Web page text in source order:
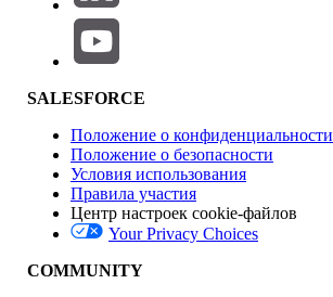
Влияние на функции
Версия
SALESFORCE
Положение о конфиденциальности
Положение о безопасности
Условия использования
Правила участия
Центр настроек cookie-файлов
Your Privacy Choices
COMMUNITY